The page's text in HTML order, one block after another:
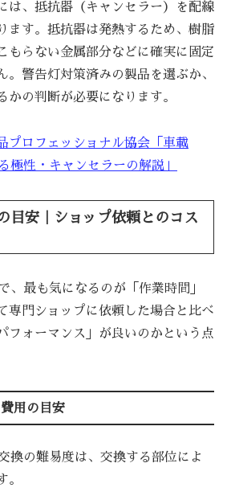
は、抵抗器（キャンセラー）を配線
ます。抵抗器は発熱するため、樹脂
もらない金属部分などに確実に固定
。警告灯対策済みの製品を選ぶか、
かの判断が必要になります。
プロフェッショナル協会「車載
極性・キャンセラーの解説」
目安｜ショップ依頼とのコス
最も気になるのが「作業時間」
専門ショップに依頼した場合と比べ
フォーマンス」が良いのかという点
用の目安
換の難易度は、交換する部位によ
。